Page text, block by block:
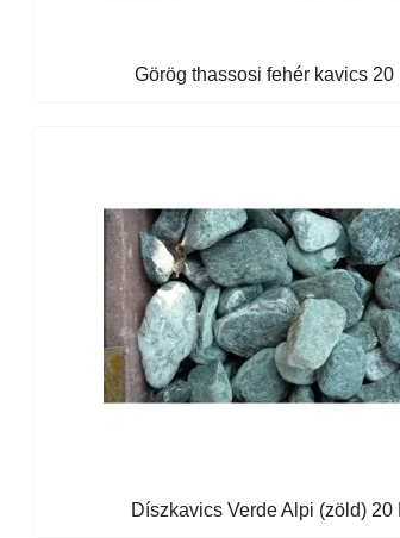
Görög thassosi fehér kavics 20
Díszkavics Verde Alpi (zöld) 20